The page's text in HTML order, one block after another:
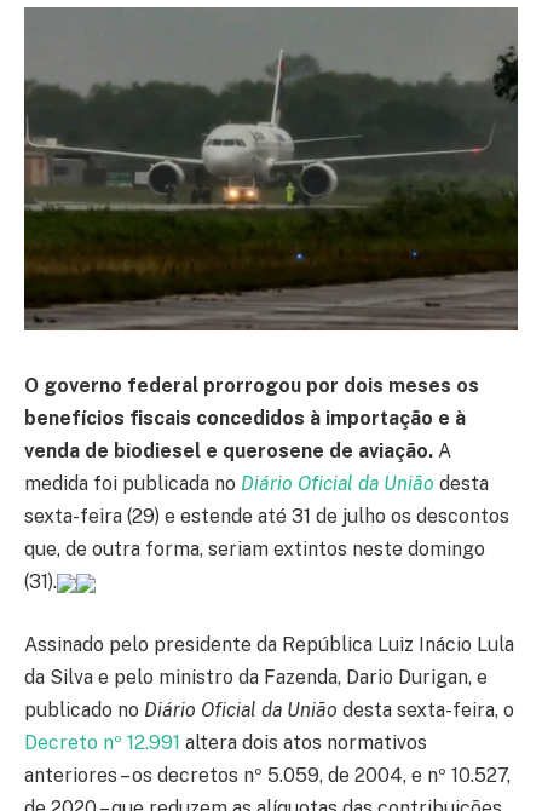
O governo federal prorrogou por dois meses os
benefícios fiscais concedidos à importação e à
venda de biodiesel e querosene de aviação. A
medida foi publicada no Diário Oficial da União desta
sexta-feira (29) e estende até 31 de julho os descontos
que, de outra forma, seriam extintos neste domingo
(31).
Assinado pelo presidente da República Luiz Inácio Lula
da Silva e pelo ministro da Fazenda, Dario Durigan, e
publicado no Diário Oficial da União desta sexta-feira, o
Decreto nº 12.991 altera dois atos normativos
anteriores – os decretos nº 5.059, de 2004, e nº 10.527,